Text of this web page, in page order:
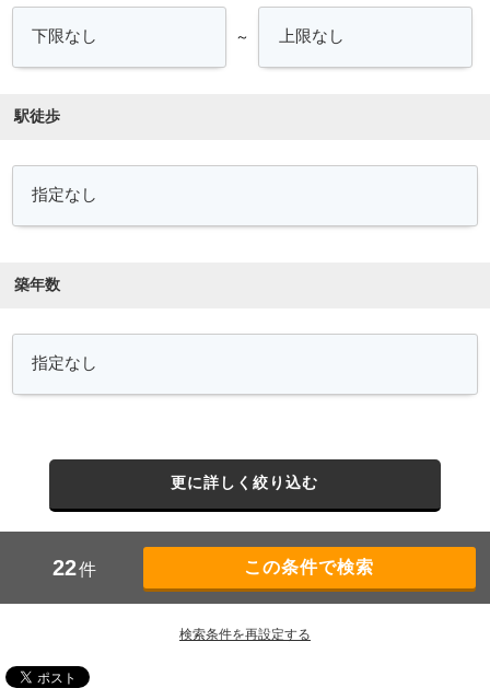
～
駅徒歩
築年数
更に詳しく絞り込む
22件
検索条件を再設定する